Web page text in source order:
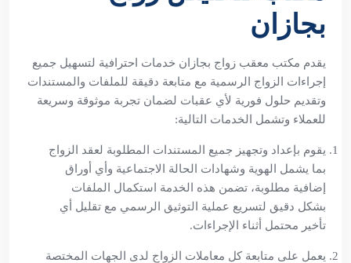
بجازان
يقدم مكتب معقب زواج بجازان خدمات احترافية لتسهيل جميع
إجراءات الزواج الرسمية مع متابعة دقيقة للملفات والمستندات
وتقديم حلول فورية لأي عقبات لضمان تجربة موثوقة وسريعة
للعملاء وتشمل الخدمات التالية:
يقوم بإعداد وتجهيز جميع المستندات المطلوبة لعقد الزواج
بما يشمل الهوية وشهادات الحالة الاجتماعية وأي أوراق
إضافية مطلوبة، تضمن هذه الخدمة استكمال الملفات
بشكل دقيق لتسريع عملية التوثيق الرسمي مع تقليل أي
تأخير محتمل أثناء الإجراءات.
يعمل على متابعة كل معاملات الزواج لدى الجهات المختصة